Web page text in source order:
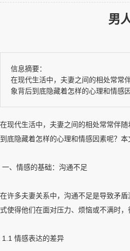
男
信息摘要：
在现代生活中，夫妻之间的相处常常
象背后到底隐藏着怎样的心理和情感因
在现代生活中，夫妻之间的相处常常伴
到底隐藏着怎样的心理和情感因素呢？
一、情感的基础：沟通不足
在许多夫妻关系中，沟通不足是导致矛
式使得他们在面对压力、烦恼或不满时
1.1 情感表达的差异